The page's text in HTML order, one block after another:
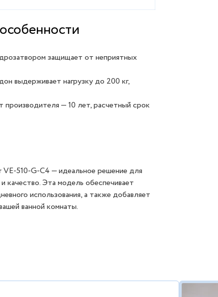
защищает от неприятных
выдерживает нагрузку до 200 кг,
производителя — 10 лет, расчетный срок
510-G-C4 — идеальное решение для
качество. Эта модель обеспечивает
использования, а также добавляет
ванной комнаты.